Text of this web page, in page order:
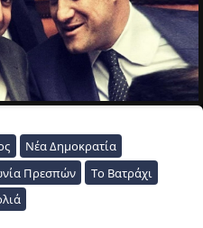
Νέα Δημοκρατία
Πρεσπών
Το Βατράχι